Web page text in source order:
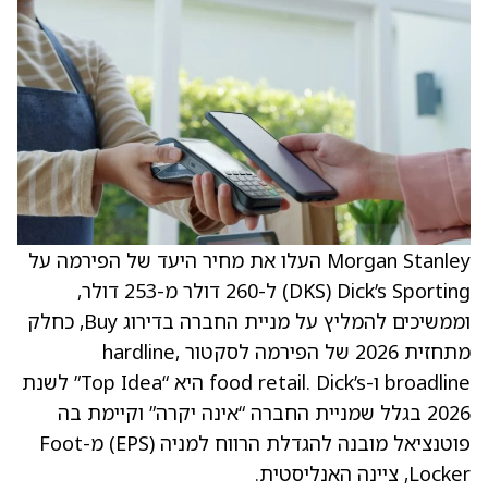
Morgan Stanley העלו את מחיר היעד של הפירמה על
Dick’s Sporting ‏(DKS) ל-260 דולר מ-253 דולר,
וממשיכים להמליץ על מניית החברה בדירוג Buy, כחלק
מתחזית 2026 של הפירמה לסקטור hardline,
broadline ו-food retail. Dick’s היא “Top Idea” לשנת
2026 בגלל שמניית החברה “אינה יקרה” וקיימת בה
פוטנציאל מובנה להגדלת הרווח למניה (EPS) מ-Foot
Locker, ציינה האנליסטית.